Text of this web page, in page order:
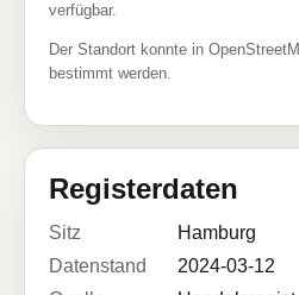
verfügbar.
Der Standort konnte in
bestimmt werden.
Registerdaten
Sitz
Hamburg
Datenstand
2024-03-12